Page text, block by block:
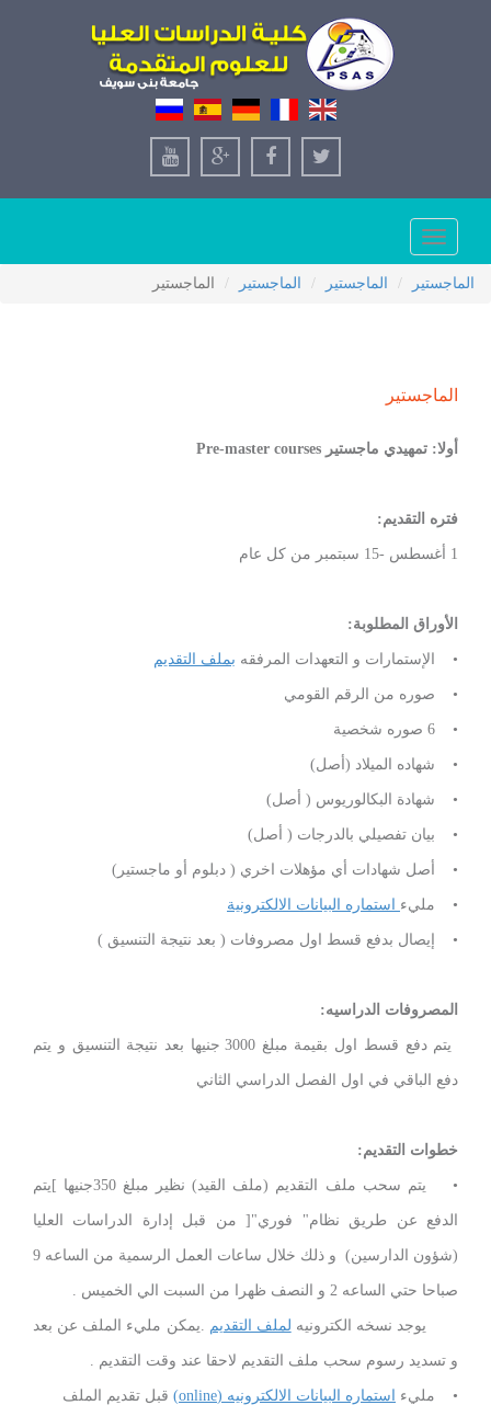
Toggle
navigation
الماجستير
الماجستير الماجستير الماجستير
الماجستير
أولا: تمهيدي ماجستير Pre-master courses
فتره التقديم:
1 أغسطس -15 سبتمبر من كل عام
الأوراق المطلوبة:
• الإستمارات و التعهدات المرفقه بملف التقديم
• صوره من الرقم القومي
• 6 صوره شخصية
• شهاده الميلاد (أصل)
• شهادة البكالوريوس ( أصل)
• بيان تفصيلي بالدرجات ( أصل)
• أصل شهادات أي مؤهلات اخري ( دبلوم أو ماجستير)
• مليء استماره البيانات الالكترونية
• إيصال بدفع قسط اول مصروفات ( بعد نتيجة التنسيق )
المصروفات الدراسيه:
يتم دفع قسط اول بقيمة مبلغ 3000 جنيها بعد نتيجة التنسيق و يتم
دفع الباقي في اول الفصل الدراسي الثاني
خطوات التقديم:
• يتم سحب ملف التقديم (ملف القيد) نظير مبلغ 350جنيها ]يتم
الدفع عن طريق نظام" فوري"[ من قبل إدارة الدراسات العليا
(شؤون الدارسين) و ذلك خلال ساعات العمل الرسمية من الساعه 9
صباحا حتي الساعه 2 و النصف ظهرا من السبت الي الخميس .
يوجد نسخه الكترونيه لملف التقديم .يمكن مليء الملف عن بعد
و تسديد رسوم سحب ملف التقديم لاحقا عند وقت التقديم .
• مليء استماره البيانات الالكترونيه (online) قبل تقديم الملف